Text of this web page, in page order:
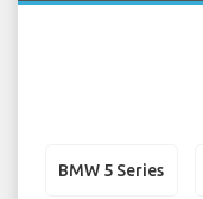
BMW 5 Series